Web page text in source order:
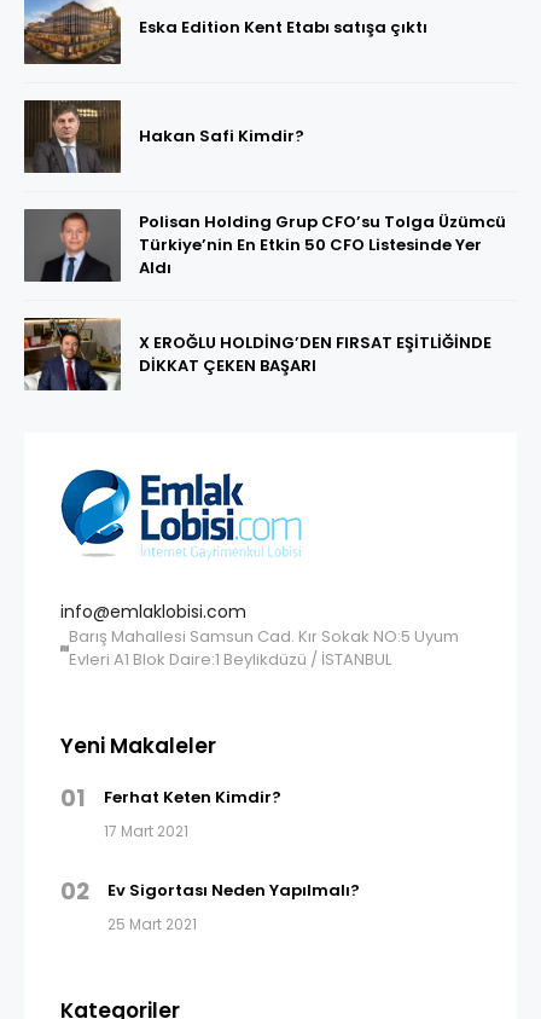
Eska Edition Kent Etabı satışa çıktı
Hakan Safi Kimdir?
Polisan Holding Grup CFO’su Tolga Üzümcü
Türkiye’nin En Etkin 50 CFO Listesinde Yer
Aldı
X EROĞLU HOLDİNG’DEN FIRSAT EŞİTLİĞİNDE
DİKKAT ÇEKEN BAŞARI
info@emlaklobisi.com
Barış Mahallesi Samsun Cad. Kır Sokak NO:5 Uyum
Evleri A1 Blok Daire:1 Beylikdüzü / İSTANBUL
Yeni Makaleler
01 Ferhat Keten Kimdir?
17 Mart 2021
02 Ev Sigortası Neden Yapılmalı?
25 Mart 2021
Kategoriler